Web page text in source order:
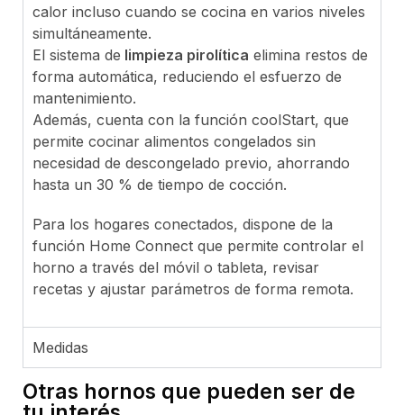
calor incluso cuando se cocina en varios niveles
simultáneamente.
El sistema de limpieza pirolítica elimina restos de
forma automática, reduciendo el esfuerzo de
mantenimiento.
Además, cuenta con la función coolStart, que
permite cocinar alimentos congelados sin
necesidad de descongelado previo, ahorrando
hasta un 30 % de tiempo de cocción.
Para los hogares conectados, dispone de la
función Home Connect que permite controlar el
horno a través del móvil o tableta, revisar
recetas y ajustar parámetros de forma remota.
Medidas
Otras hornos que pueden ser de